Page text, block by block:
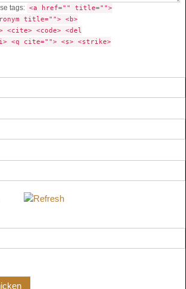
tags: <a href="" title="">
title=""> <b>
<cite> <code> <del
<q cite=""> <s> <strike>